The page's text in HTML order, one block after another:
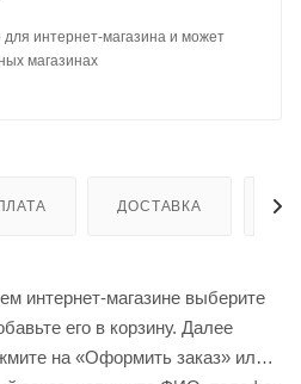
для интернет-магазина и может
магазинах
ДОСТАВКА
интернет-магазине выберите
его в корзину. Далее
на «Оформить заказ» или